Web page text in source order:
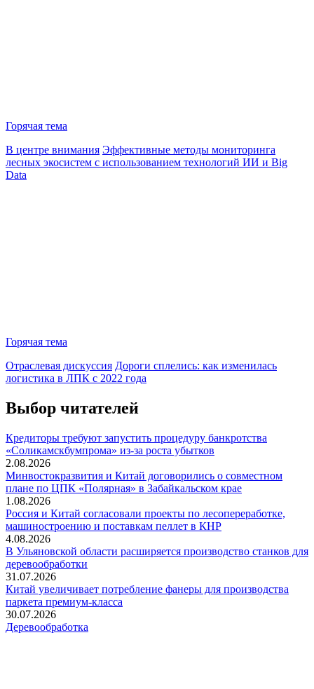
Горячая тема
В центре внимания Эффективные методы мониторинга
лесных экосистем с использованием технологий ИИ и Big
Data
Горячая тема
Отраслевая дискуссия Дороги сплелись: как изменилась
логистика в ЛПК с 2022 года
Выбор читателей
Кредиторы требуют запустить процедуру банкротства
«Соликамскбумпрома» из-за роста убытков
2.08.2026
Минвостокразвития и Китай договорились о совместном
плане по ЦПК «Полярная» в Забайкальском крае
1.08.2026
Россия и Китай согласовали проекты по лесопереработке,
машиностроению и поставкам пеллет в КНР
4.08.2026
В Ульяновской области расширяется производство станков для
деревообработки
31.07.2026
Китай увеличивает потребление фанеры для производства
паркета премиум-класса
30.07.2026
Деревообработка